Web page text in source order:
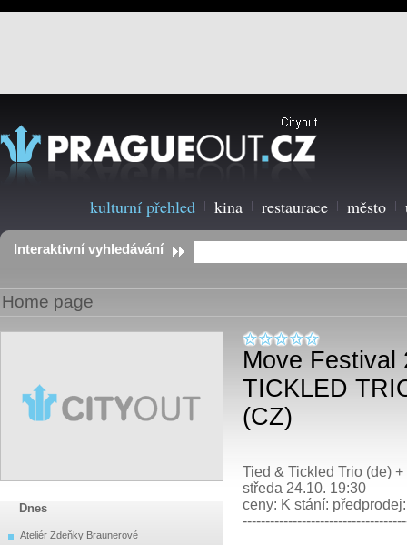
kulturní přehled kina restaurace město
Interaktivní vyhledávání
Home page
Move Festival
TICKLED
(CZ)
Tied & Tickled Trio (de)
středa 24.10. 19:30
ceny: K stání:
Dnes
Ateliér Zdeňky Braunerové